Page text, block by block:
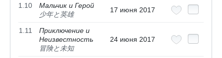
1.10
Мальчик и Герой
少年と英雄
17 июня 2017
1.11
Приключение и
Неизвестность
冒険と未知
24 июня 2017